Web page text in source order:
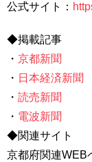
公式サイト：
◆掲載記事
・ 京都新聞
・ 日本経済新聞
・ 読売新聞
・ 電波新聞
◆関連サイト
京都府関連WEB